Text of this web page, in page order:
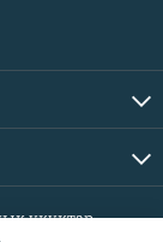
укуктар